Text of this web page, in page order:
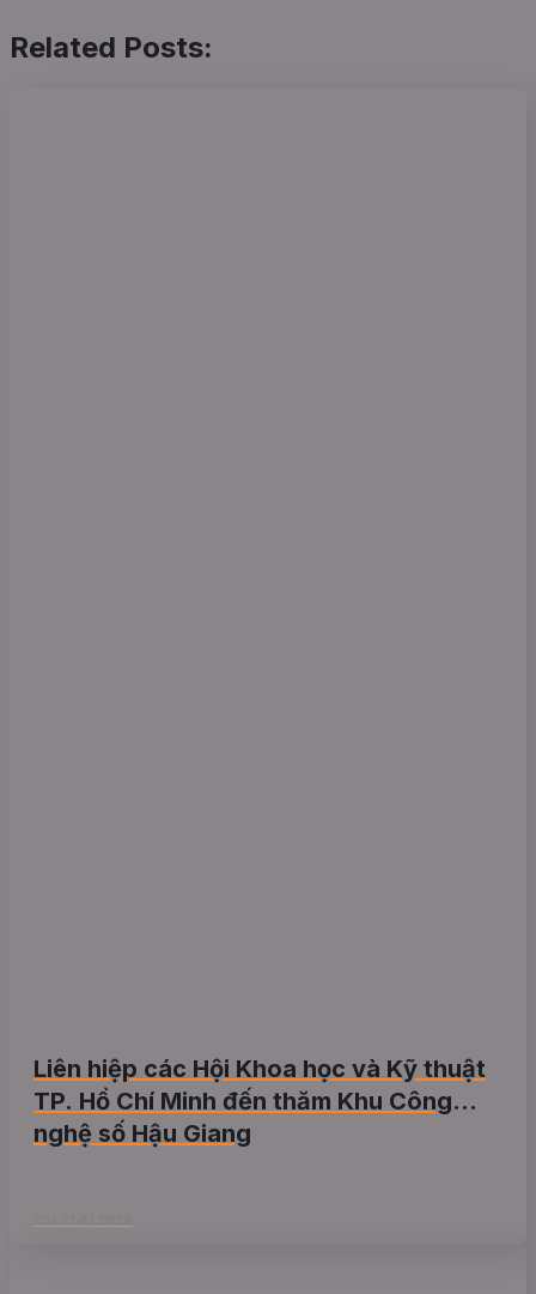
Related Posts:
Liên hiệp các Hội Khoa học và Kỹ thuật
TP. Hồ Chí Minh đến thăm Khu Công
nghệ số Hậu Giang